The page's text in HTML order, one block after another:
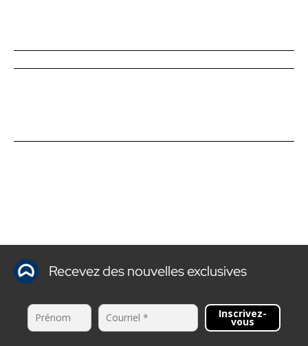
Recevez des nouvelles exclusives
Inscrivez-
vous